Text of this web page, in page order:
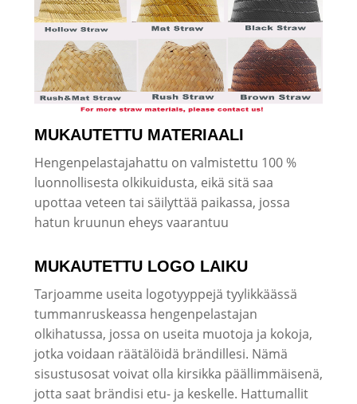
MUKAUTETTU MATERIAALI
Hengenpelastajahattu on valmistettu 100 %
luonnollisesta olkikuidusta, eikä sitä saa
upottaa veteen tai säilyttää paikassa, jossa
hatun kruunun eheys vaarantuu
MUKAUTETTU LOGO LAIKU
Tarjoamme useita logotyyppejä tyylikkäässä
tummanruskeassa hengenpelastajan
olkihatussa, jossa on useita muotoja ja kokoja,
jotka voidaan räätälöidä brändillesi. Nämä
sisustusosat voivat olla kirsikka päällimmäisenä,
jotta saat brändisi etu- ja keskelle. Hattumallit